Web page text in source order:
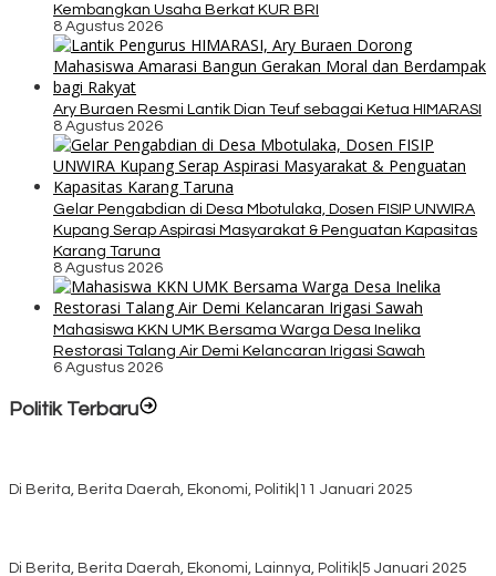
Kembangkan Usaha Berkat KUR BRI
8 Agustus 2026
Ary Buraen Resmi Lantik Dian Teuf sebagai Ketua HIMARASI
8 Agustus 2026
Gelar Pengabdian di Desa Mbotulaka, Dosen FISIP UNWIRA
Kupang Serap Aspirasi Masyarakat & Penguatan Kapasitas
Karang Taruna
8 Agustus 2026
Mahasiswa KKN UMK Bersama Warga Desa Inelika
Restorasi Talang Air Demi Kelancaran Irigasi Sawah
6 Agustus 2026
Politik Terbaru
Di Berita, Berita Daerah, Ekonomi, Politik 11 Januari 2025
Di Berita, Berita Daerah, Ekonomi, Lainnya, Politik 5 Januari 2025